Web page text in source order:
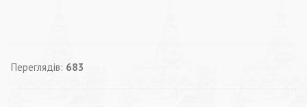
Переглядів: 683